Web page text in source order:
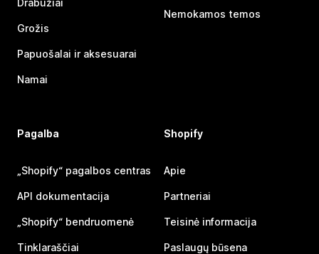
Drabužiai
Grožis
Papuošalai ir aksesuarai
Namai
Nemokamos temos
Pagalba
„Shopify“ pagalbos centras
API dokumentacija
„Shopify“ bendruomenė
Tinklaraščiai
Shopify
Apie
Partneriai
Teisinė informacija
Paslaugų būsena